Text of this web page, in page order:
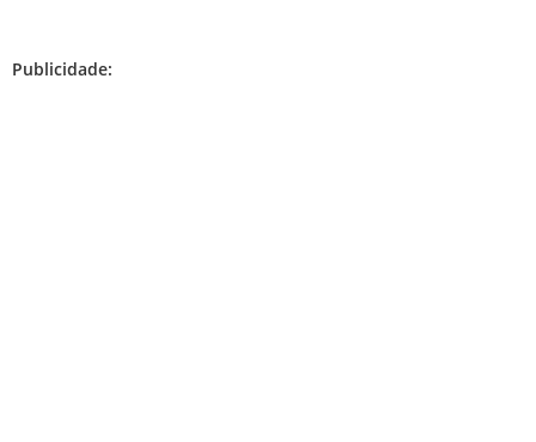
Publicidade: